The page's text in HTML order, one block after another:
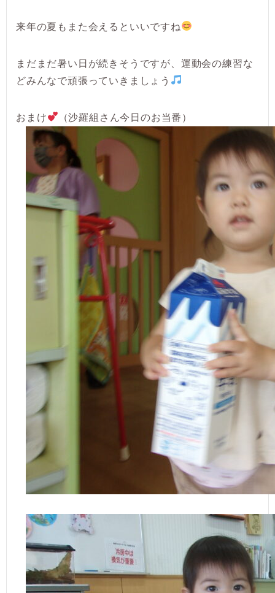
来年の夏もまた会えるといいですね
まだまだ暑い日が続きそうですが、運動会の練習な
どみんなで頑張っていきましょう
おまけ （沙羅組さん今日のお当番）